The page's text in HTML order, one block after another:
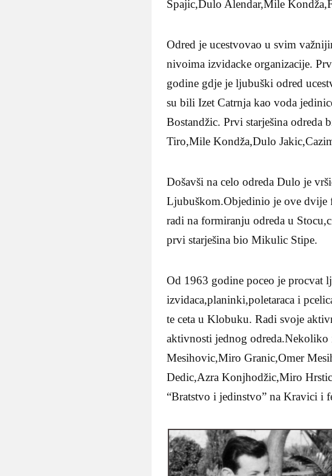
Spajic,Dulo Alendar,Mile
Odred je ucestvovao u svim
nivoima izvidacke organizacije.
godine gdje je ljubuški odred
su bili Izet Catrnja kao voda
Bostandžic. Prvi starješina odreda
Tiro,Mile Kondža,Dulo
Došavši na celo odreda Dulo je
Ljubuškom.Objedinio je ove dvije
radi na formiranju odreda u
prvi starješina bio Mikulic Stipe.
Od 1963 godine poceo je procvat
izvidaca,planinki,poletaraca i
te ceta u Klobuku. Radi svoje
aktivnosti jednog
Mesihovic,Miro Granic,Omer
Dedic,Azra Konjhodžic,Miro
“Bratstvo i jedinstvo” na Kravici i